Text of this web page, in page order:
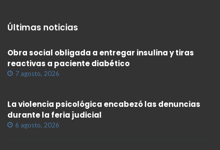
Últimas noticias
Obra social obligada a entregar insulina y tiras
reactivas a paciente diabético
7 agosto, 2026
La violencia psicológica encabezó las denuncias
durante la feria judicial
6 agosto, 2026